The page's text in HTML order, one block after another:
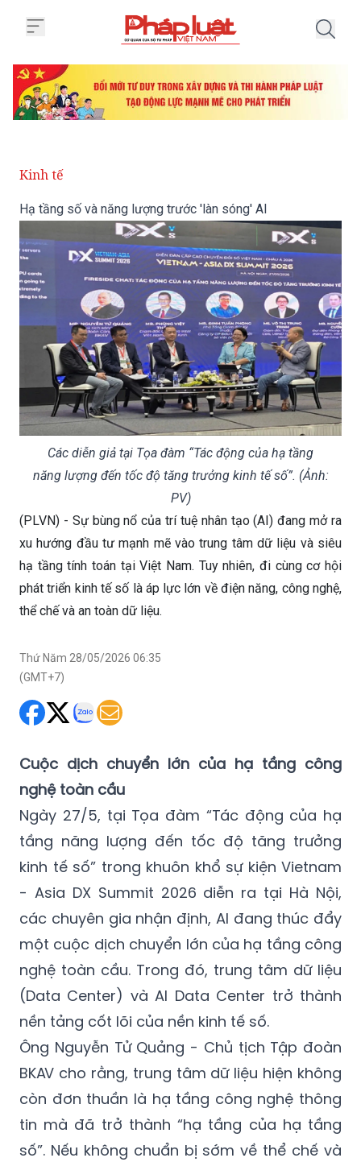
Kinh tế
Hạ tầng số và năng lượng trước 'làn sóng' AI
Các diễn giả tại Tọa đàm “Tác động của hạ tầng
năng lượng đến tốc độ tăng trưởng kinh tế số”. (Ảnh:
PV)
(PLVN) - Sự bùng nổ của trí tuệ nhân tạo (AI) đang mở ra
xu hướng đầu tư mạnh mẽ vào trung tâm dữ liệu và siêu
hạ tầng tính toán tại Việt Nam. Tuy nhiên, đi cùng cơ hội
phát triển kinh tế số là áp lực lớn về điện năng, công nghệ,
thể chế và an toàn dữ liệu.
Thứ Năm 28/05/2026 06:35
(GMT+7)
Cuộc dịch chuyển lớn của hạ tầng công
nghệ toàn cầu
Ngày 27/5, tại Tọa đàm “Tác động của hạ
tầng năng lượng đến tốc độ tăng trưởng
kinh tế số” trong khuôn khổ sự kiện Vietnam
- Asia DX Summit 2026 diễn ra tại Hà Nội,
các chuyên gia nhận định, AI đang thúc đẩy
một cuộc dịch chuyển lớn của hạ tầng công
nghệ toàn cầu. Trong đó, trung tâm dữ liệu
(Data Center) và AI Data Center trở thành
nền tảng cốt lõi của nền kinh tế số.
Ông Nguyễn Tử Quảng - Chủ tịch Tập đoàn
BKAV cho rằng, trung tâm dữ liệu hiện không
còn đơn thuần là hạ tầng công nghệ thông
tin mà đã trở thành “hạ tầng của hạ tầng
số”. Nếu không chuẩn bị sớm về thể chế và